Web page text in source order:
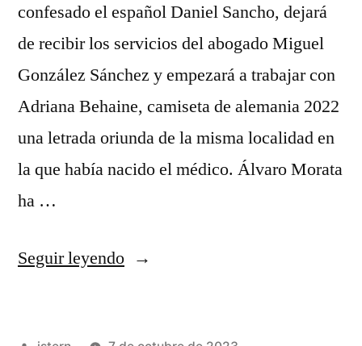
confesado el español Daniel Sancho, dejará
de recibir los servicios del abogado Miguel
González Sánchez y empezará a trabajar con
Adriana Behaine, camiseta de alemania 2022
una letrada oriunda de la misma localidad en
la que había nacido el médico. Álvaro Morata
ha …
Seguir leyendo«comprar